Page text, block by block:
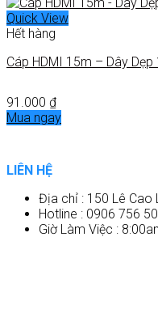
Quick View
Hết hàng
Cáp HDMI 15m – Dây Dẹp
91.000 ₫
Mua ngay
LIÊN HỆ
Địa chỉ : 150 Lê Cao
Hotline : 0906 756
Giờ Làm Việc :